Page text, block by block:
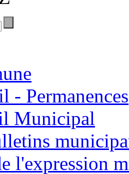
- Permanences
Municipal
l'expression